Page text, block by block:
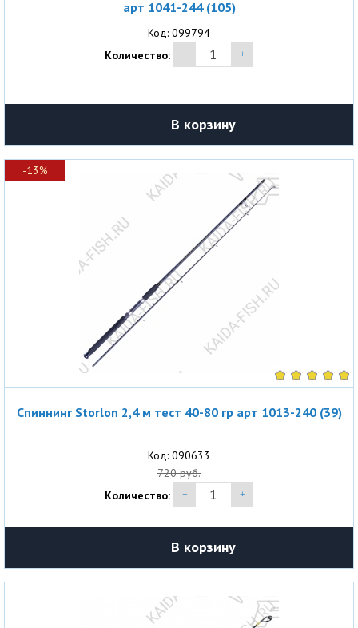
арт 1041-244 (105)
Код: 099794
Количество:
В корзину
-13%
Спиннинг Storlon 2,4 м тест 40-80 гр арт 1013-240 (39)
Код: 090633
720 руб.
Количество:
В корзину